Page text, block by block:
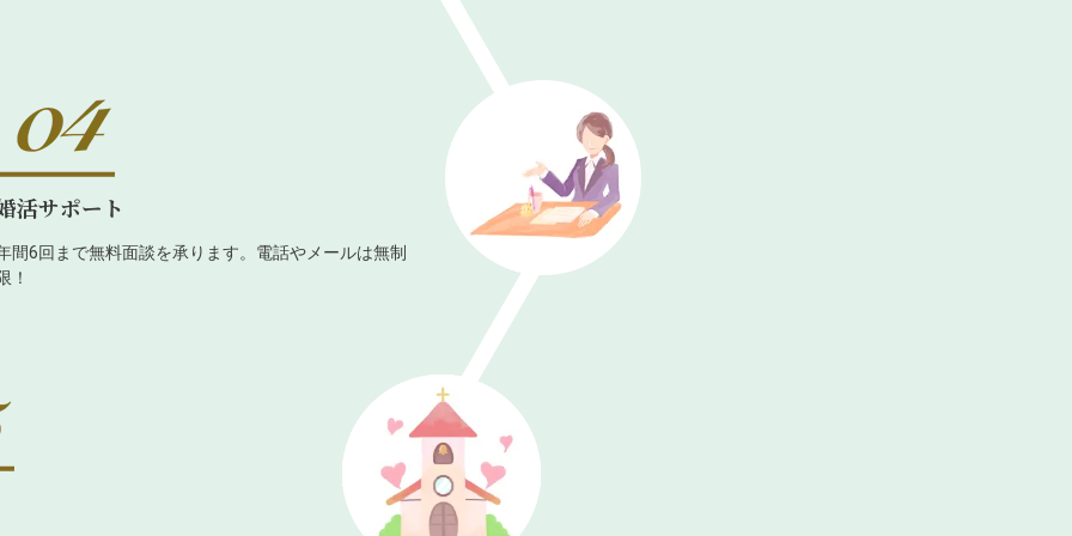
活サポート
間6回まで無料面談を承ります。電話やメールは無制
！